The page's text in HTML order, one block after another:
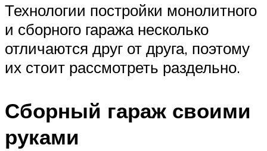
Технологии постройки монолитного
и сборного гаража несколько
отличаются друг от друга, поэтому
их стоит рассмотреть раздельно.
Сборный гараж своими
руками